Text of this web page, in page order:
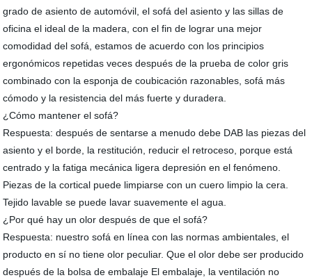
grado de asiento de automóvil, el sofá del asiento y las sillas de
oficina el ideal de la madera, con el fin de lograr una mejor
comodidad del sofá, estamos de acuerdo con los principios
ergonómicos repetidas veces después de la prueba de color gris
combinado con la esponja de coubicación razonables, sofá más
cómodo y la resistencia del más fuerte y duradera.
¿Cómo mantener el sofá?
Respuesta: después de sentarse a menudo debe DAB las piezas del
asiento y el borde, la restitución, reducir el retroceso, porque está
centrado y la fatiga mecánica ligera depresión en el fenómeno.
Piezas de la cortical puede limpiarse con un cuero limpio la cera.
Tejido lavable se puede lavar suavemente el agua.
¿Por qué hay un olor después de que el sofá?
Respuesta: nuestro sofá en línea con las normas ambientales, el
producto en sí no tiene olor peculiar. Que el olor debe ser producido
después de la bolsa de embalaje El embalaje, la ventilación no